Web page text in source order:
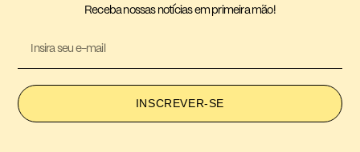
Receba nossas notícias em primeira mão!
INSCREVER-SE